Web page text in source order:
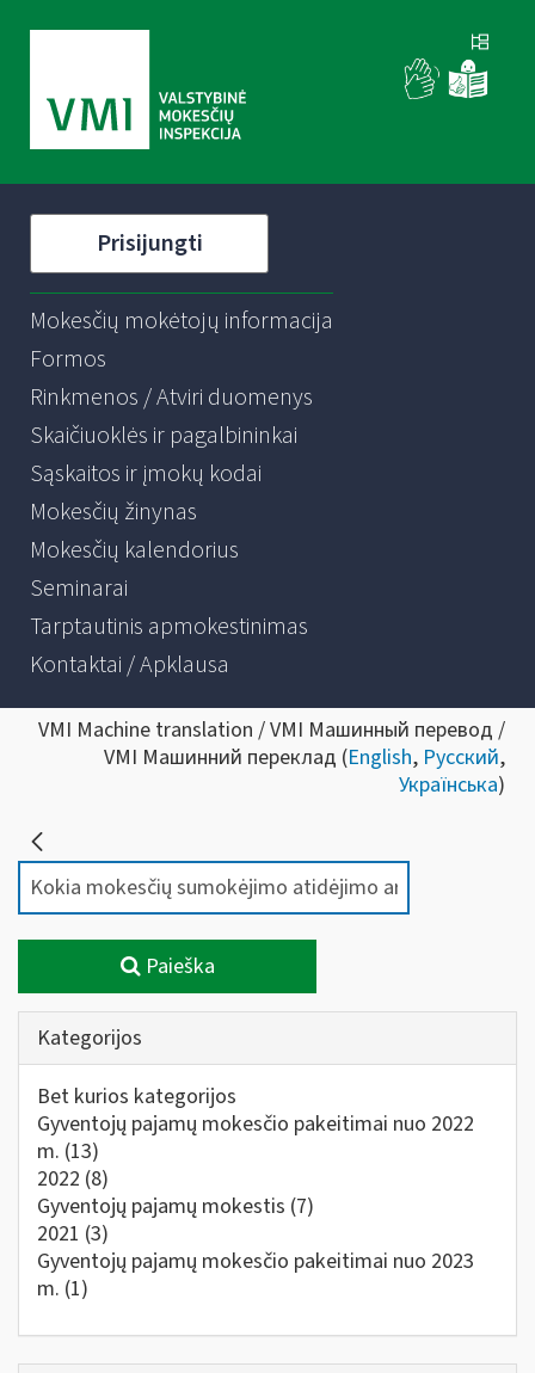
Prisijungti
Mokesčių mokėtojų informacija
Formos
Rinkmenos / Atviri duomenys
Skaičiuoklės ir pagalbininkai
Sąskaitos ir įmokų kodai
Mokesčių žinynas
Mokesčių kalendorius
Seminarai
Tarptautinis apmokestinimas
Kontaktai / Apklausa
VMI Machine translation / VMI Машинный перевод /
VMI Машинний переклад (English, Русский,
Українська)
Paieška
Kategorijos
Bet kurios kategorijos
Gyventojų pajamų mokesčio pakeitimai nuo 2022
m. (13)
2022 (8)
Gyventojų pajamų mokestis (7)
2021 (3)
Gyventojų pajamų mokesčio pakeitimai nuo 2023
m. (1)